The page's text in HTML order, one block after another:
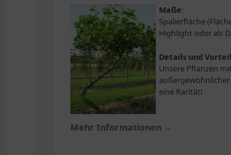
Maße:
Spalierfläche
Highlight oder als
Details und
Unsere Pflanzen
eine Rarität!
Mehr Informationen →